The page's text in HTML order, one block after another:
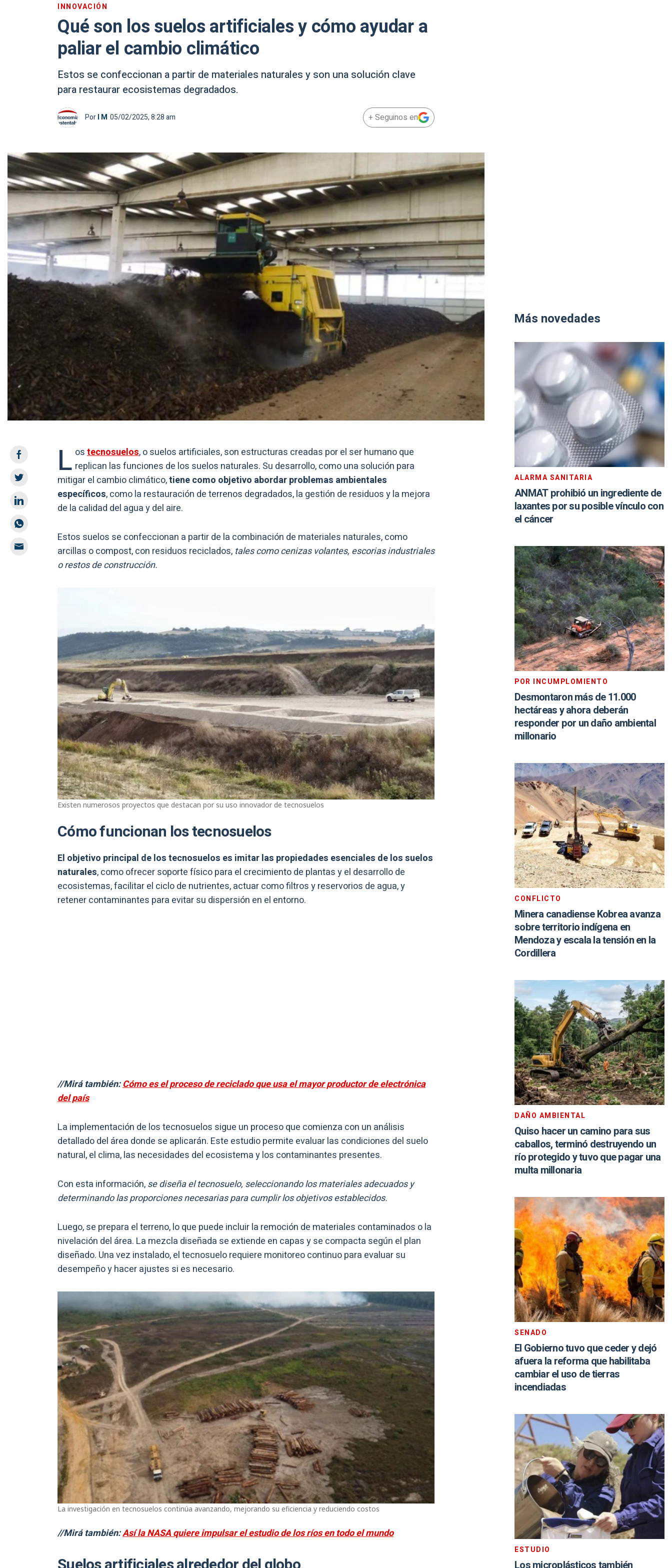
INNOVACIÓN
Qué son los suelos artificiales y cómo ayudar a
paliar el cambio climático
Estos se confeccionan a partir de materiales naturales y son una solución clave
para restaurar ecosistemas degradados.
PorI M 05/02/2025, 8:28 am + Seguinos en
L ostecnosuelos, o suelos artificiales, son estructuras creadas por el ser humano que
replican las funciones de los suelos naturales. Su desarrollo, como una solución para
mitigar el cambio climático,tiene como objetivo abordar problemas ambientales
específicos, como la restauración de terrenos degradados, la gestión de residuos y la mejora
de la calidad del agua y del aire.
Estos suelos se confeccionan a partir de la combinación de materiales naturales, como
arcillas o compost, con residuos reciclados, tales como cenizas volantes, escorias industriales
o restos de construcción.
Existen numerosos proyectos que destacan por su uso innovador de tecnosuelos
Cómo funcionan los tecnosuelos
El objetivo principal de los tecnosuelos es imitar las propiedades esenciales de los suelos
naturales, como ofrecer soporte físico para el crecimiento de plantas y el desarrollo de
ecosistemas, facilitar el ciclo de nutrientes, actuar como filtros y reservorios de agua, y
retener contaminantes para evitar su dispersión en el entorno.
//Mirá también:Cómo es el proceso de reciclado que usa el mayor productor de electrónica
del país
La implementación de los tecnosuelos sigue un proceso que comienza con un análisis
detallado del área donde se aplicarán. Este estudio permite evaluar las condiciones del suelo
natural, el clima, las necesidades del ecosistema y los contaminantes presentes.
Con esta información,se diseña el tecnosuelo, seleccionando los materiales adecuados y
determinando las proporciones necesarias para cumplir los objetivos establecidos.
Luego, se prepara el terreno, lo que puede incluir la remoción de materiales contaminados o la
nivelación del área. La mezcla diseñada se extiende en capas y se compacta según el plan
diseñado. Una vez instalado, el tecnosuelo requiere monitoreo continuo para evaluar su
desempeño y hacer ajustes si es necesario.
La investigación en tecnosuelos continúa avanzando, mejorando su eficiencia y reduciendo costos
//Mirá también:Así la NASA quiere impulsar el estudio de los ríos en todo el mundo
Más novedades
ALARMA SANITARIA
ANMAT prohibió un ingrediente de
laxantes por su posible vínculo con
el cáncer
POR INCUMPLOMIENTO
Desmontaron más de 11.000
hectáreas y ahora deberán
responder por un daño ambiental
millonario
CONFLICTO
Minera canadiense Kobrea avanza
sobre territorio indígena en
Mendoza y escala la tensión en la
Cordillera
DAÑO AMBIENTAL
Quiso hacer un camino para sus
caballos, terminó destruyendo un
río protegido y tuvo que pagar una
multa millonaria
SENADO
El Gobierno tuvo que ceder y dejó
afuera la reforma que habilitaba
cambiar el uso de tierras
incendiadas
ESTUDIO